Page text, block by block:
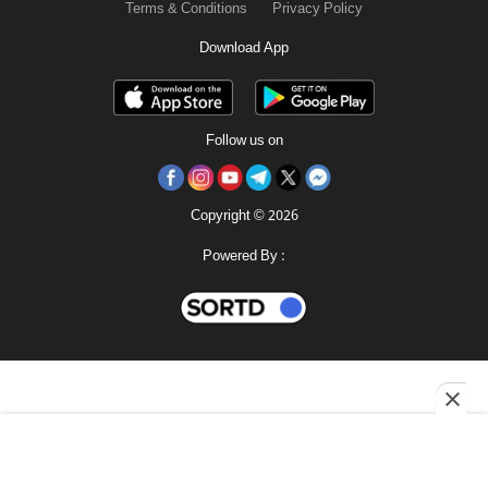
Terms & Conditions
Privacy Policy
Download App
Follow us on
Copyright © 2026
Powered By :